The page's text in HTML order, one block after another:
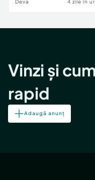
Deva 4 zile în
Vinzi și
rapid
Adaugă anunț